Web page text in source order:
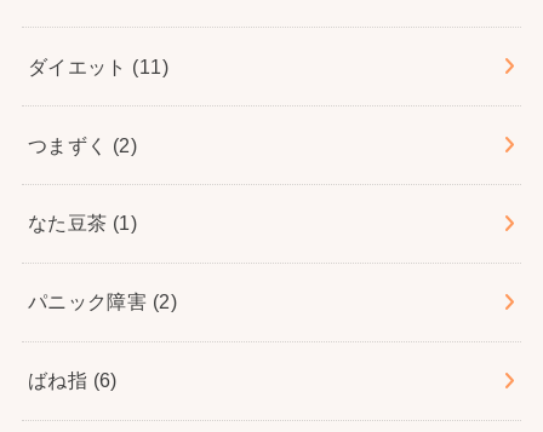
ダイエット (11)
つまずく (2)
なた豆茶 (1)
パニック障害 (2)
ばね指 (6)